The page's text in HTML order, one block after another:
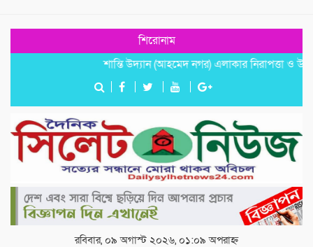
শিরোনাম
শান্তি উদ্যান (আহমেদ নগর) এলাকার নিরাপত্তা ও
রবিবার, ০৯ অগাস্ট ২০২৬, ০১:০৯ অপরাহ্ন